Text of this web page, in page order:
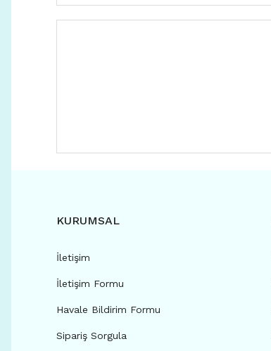
KURUMSAL
İletişim
İletişim Formu
Havale Bildirim Formu
Sipariş Sorgula